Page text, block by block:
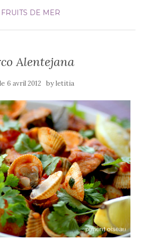
FRUITS DE MER
Alentejana
6 avril 2012 byletitia